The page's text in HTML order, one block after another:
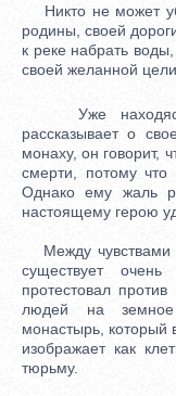
Никто не может
родины, своей
к реке набрать
своей желанной цели.
Уже находясь
рассказывает о
монаху, он говорит,
смерти, потому что
Однако ему жаль
настоящему герою
Между чувствами
существует
протестовал
людей на земное
монастырь, который
изображает как
тюрьму.